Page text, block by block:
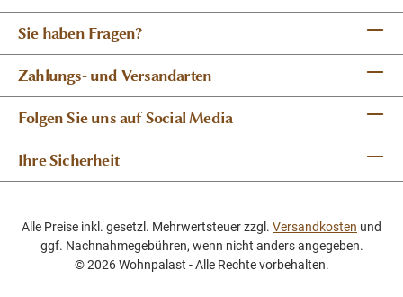
Sie haben Fragen?
Zahlungs- und Versandarten
Folgen Sie uns auf Social Media
Ihre Sicherheit
Alle Preise inkl. gesetzl. Mehrwertsteuer zzgl. Versandkosten und
ggf. Nachnahmegebühren, wenn nicht anders angegeben.
© 2026 Wohnpalast - Alle Rechte vorbehalten.